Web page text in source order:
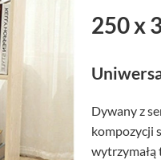
250 x
Dywany z
kompozycji
wytrzymałą